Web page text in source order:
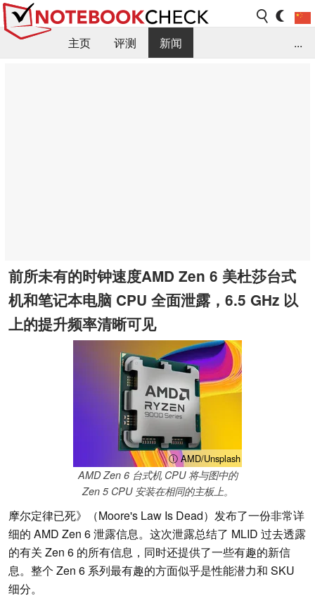
主页 评测
新闻
...
前所未有的时钟速度AMD Zen 6 美杜莎台式
机和笔记本电脑 CPU 全面泄露，6.5 GHz 以
上的提升频率清晰可见
ⓘ AMD/Unsplash
AMD Zen 6 台式机 CPU 将与图中的
Zen 5 CPU 安装在相同的主板上。
摩尔定律已死》（Moore's Law Is Dead）发布了一份非常详
细的 AMD Zen 6 泄露信息。这次泄露总结了 MLID 过去透露
的有关 Zen 6 的所有信息，同时还提供了一些有趣的新信
息。整个 Zen 6 系列最有趣的方面似乎是性能潜力和 SKU
细分。